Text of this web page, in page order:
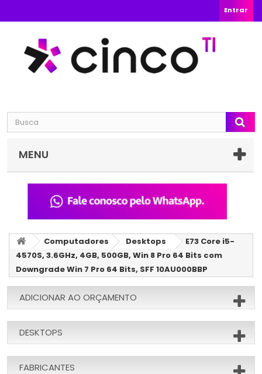
Entrar
MENU
Computadores Desktops
E73 Core i5-
4570S, 3.6GHz, 4GB, 500GB, Win 8 Pro 64 Bits com
Downgrade Win 7 Pro 64 Bits, SFF 10AU000BBP
ADICIONAR AO ORÇAMENTO
DESKTOPS
FABRICANTES